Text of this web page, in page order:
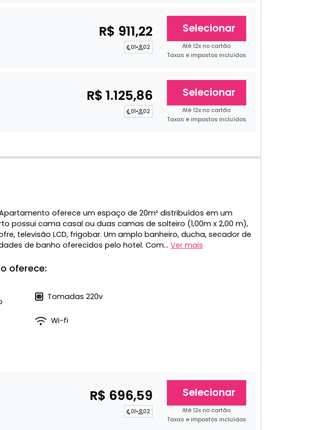
R$ 911,22
01• 02
Selecionar
Até 12x no cartão
Taxas e impostos incluídos
R$ 1.125,86
01• 02
Selecionar
Até 12x no cartão
Taxas e impostos incluídos
oferece um espaço de 20m² distribuídos em um
possui cama casal ou duas camas de solteiro (1,00m x 2,00 m),
televisão LCD, frigobar. Um amplo banheiro, ducha, secador de
de banho oferecidos pelo hotel. Com... Ver mais
oferece:
Tomadas 220v
Wi-fi
R$ 696,59
01• 02
Selecionar
Até 12x no cartão
Taxas e impostos incluídos